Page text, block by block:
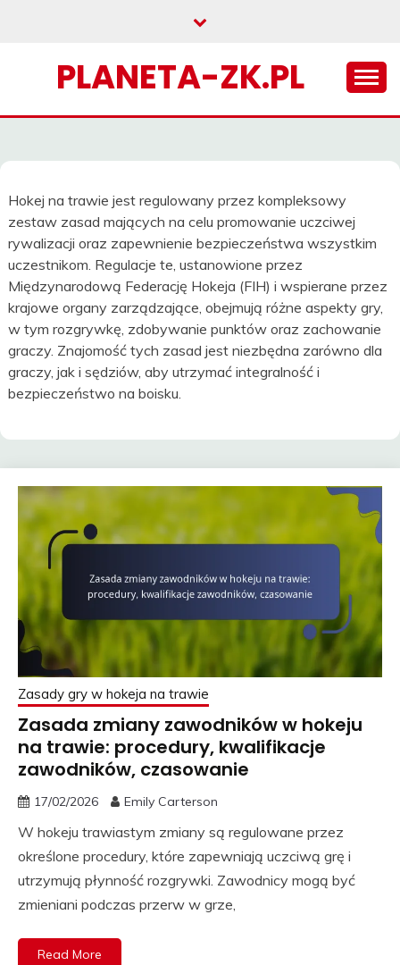
PLANETA-ZK.PL
Hokej na trawie jest regulowany przez kompleksowy
zestaw zasad mających na celu promowanie uczciwej
rywalizacji oraz zapewnienie bezpieczeństwa wszystkim
uczestnikom. Regulacje te, ustanowione przez
Międzynarodową Federację Hokeja (FIH) i wspierane przez
krajowe organy zarządzające, obejmują różne aspekty gry,
w tym rozgrywkę, zdobywanie punktów oraz zachowanie
graczy. Znajomość tych zasad jest niezbędna zarówno dla
graczy, jak i sędziów, aby utrzymać integralność i
bezpieczeństwo na boisku.
Zasady gry w hokeja na trawie
Zasada zmiany zawodników w hokeju
na trawie: procedury, kwalifikacje
zawodników, czasowanie
17/02/2026 Emily Carterson
W hokeju trawiastym zmiany są regulowane przez
określone procedury, które zapewniają uczciwą grę i
utrzymują płynność rozgrywki. Zawodnicy mogą być
zmieniani podczas przerw w grze,
Read More